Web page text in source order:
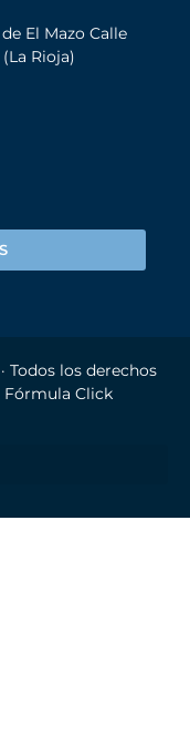
El Mazo Calle
Rioja)
Todos los derechos
Fórmula Click